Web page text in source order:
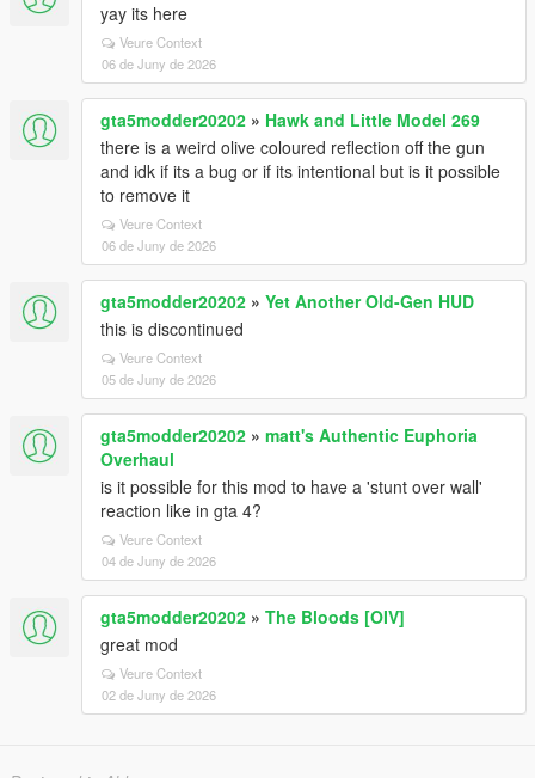
yay its here
Veure Context
06 de Juny de 2026
gta5modder20202 » Hawk and Little Model 269
there is a weird olive coloured reflection off the gun
and idk if its a bug or if its intentional but is it possible
to remove it
Veure Context
06 de Juny de 2026
gta5modder20202 » Yet Another Old-Gen HUD
this is discontinued
Veure Context
05 de Juny de 2026
gta5modder20202 » matt's Authentic Euphoria
Overhaul
is it possible for this mod to have a 'stunt over wall'
reaction like in gta 4?
Veure Context
04 de Juny de 2026
gta5modder20202 » The Bloods [OIV]
great mod
Veure Context
02 de Juny de 2026